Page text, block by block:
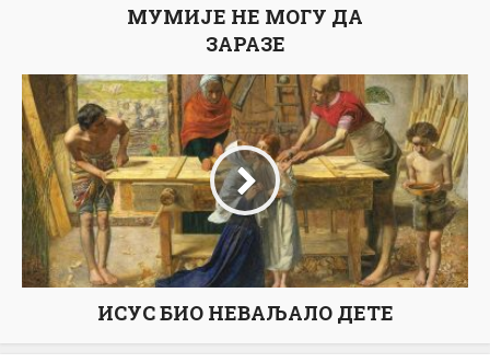
МУМИЈЕ НЕ МОГУ ДА
ЗАРАЗЕ
ИСУС БИО НЕВАЉАЛО ДЕТЕ